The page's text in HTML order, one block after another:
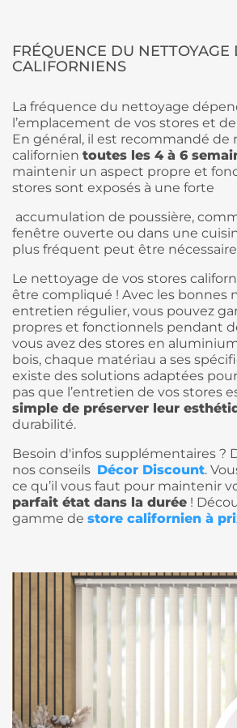
FRÉQUENCE DU NETTOYAGE
CALIFORNIENS
La fréquence du nettoyage
l’emplacement de vos stores et
En général, il est recommandé
californien toutes les 4 à 6
maintenir un aspect propre et
stores sont exposés à une forte
accumulation de poussière,
fenêtre ouverte ou dans une
plus fréquent peut être
Le nettoyage de vos stores
être compliqué ! Avec les bonnes
entretien régulier, vous pouvez
propres et fonctionnels pendant
vous avez des stores en
bois, chaque matériau a ses
existe des solutions adaptées
pas que l’entretien de vos stores
simple de préserver leur
durabilité.
Besoin d'infos supplémentaires ?
nos conseils Décor Discount.
ce qu’il vous faut pour maintenir
parfait état dans la durée !
gamme de store californien à